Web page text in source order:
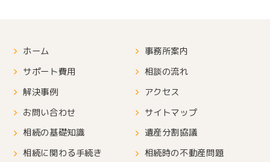
ホーム
事務所案内
サポート費用
相談の流れ
解決事例
アクセス
お問い合わせ
サイトマップ
相続の基礎知識
遺産分割協議
相続に関わる手続き
相続時の不動産問題